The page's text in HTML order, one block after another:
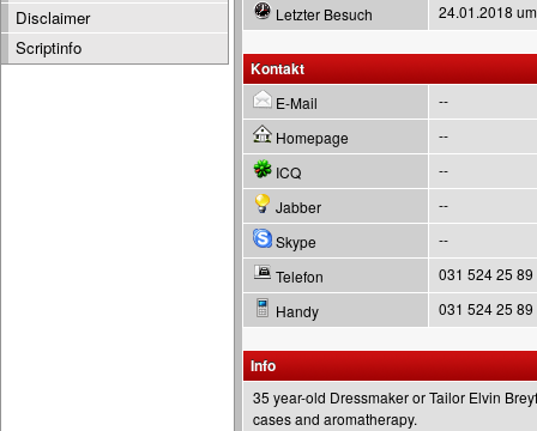
Letzter Besuch
24.01.2018
Kontakt
E-Mail
--
Homepage
--
ICQ
--
Jabber
--
Skype
--
Telefon
031 524 25 89
Handy
031 524 25 89
Info
35 year-old Dressmaker or Tailor Elvin
cases and aromatherapy.
Disclaimer
Scriptinfo